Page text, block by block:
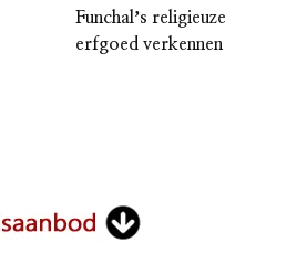
Funchalʼs religieuze
erfgoed verkennen